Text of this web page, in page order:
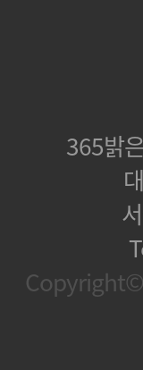
365밝
Copyright©